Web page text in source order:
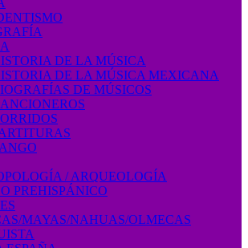
DE LA MÚSICA
DE LA MÚSICA MEXICANA
DE MÚSICOS
/ ARQUEOLOGÍA
PREHISPÁNICO
MAYAS/NAHUAS/OLMECAS